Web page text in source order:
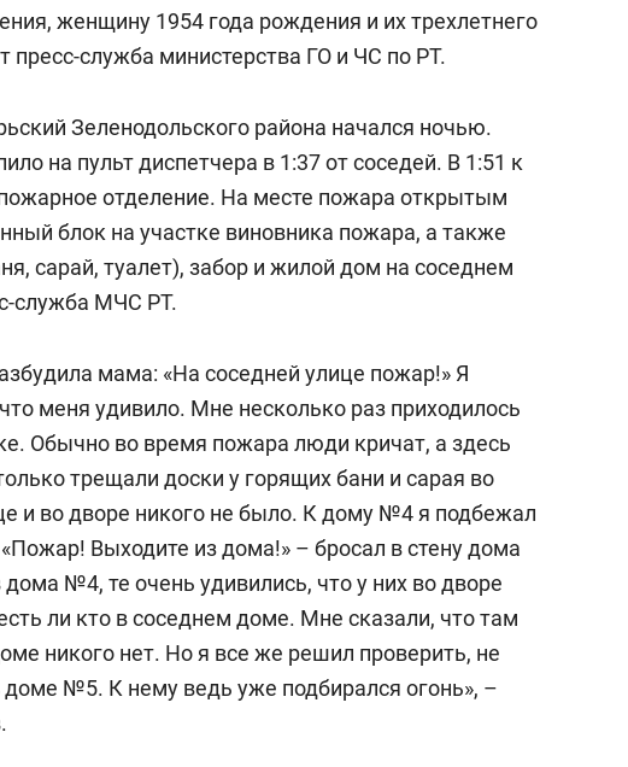
женщину 1954 года рождения и их трехлетнего
пресс-служба министерства ГО и ЧС по РТ.
Зеленодольского района начался ночью.
на пульт диспетчера в 1:37 от соседей. В 1:51 к
отделение. На месте пожара открытым
блок на участке виновника пожара, а также
сарай, туалет), забор и жилой дом на соседнем
служба МЧС РТ.
мама: «На соседней улице пожар!» Я
меня удивило. Мне несколько раз приходилось
Обычно во время пожара люди кричат, а здесь
трещали доски у горящих бани и сарая во
и во дворе никого не было. К дому №4 я подбежал
Выходите из дома!» – бросал в стену дома
№4, те очень удивились, что у них во дворе
ли кто в соседнем доме. Мне сказали, что там
никого нет. Но я все же решил проверить, не
доме №5. К нему ведь уже подбирался огонь», –
Дизайнер-прораб Наталья
Наседкина: «Ремонт вместе
с мебелью за 2 миллиона –
для меня это челлендж!»
гаджета и научить его
самостоятельности за
дней